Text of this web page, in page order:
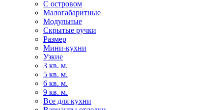
С островом
Малогабаритные
Модульные
Скрытые ручки
Размер
Мини-кухни
Узкие
3 кв. м.
5 кв. м.
6 кв. м.
9 кв. м.
Все для кухни